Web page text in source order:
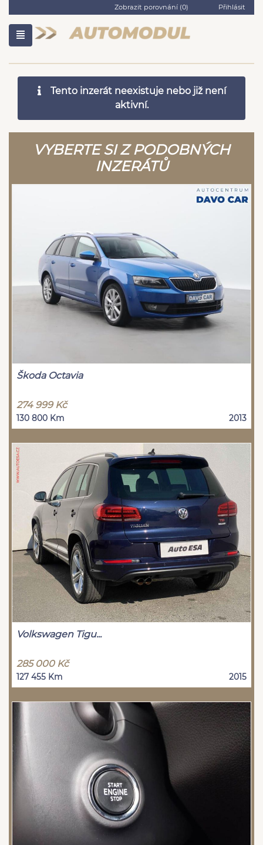
Zobrazit porovnání (0) Přihlásit
Tento inzerát neexistuje nebo již není
aktivní.
VYBERTE SI Z PODOBNÝCH
INZERÁTŮ
Škoda Octavia
274 999 Kč
130 800 Km 2013
Volkswagen Tigu...
285 000 Kč
127 455 Km 2015